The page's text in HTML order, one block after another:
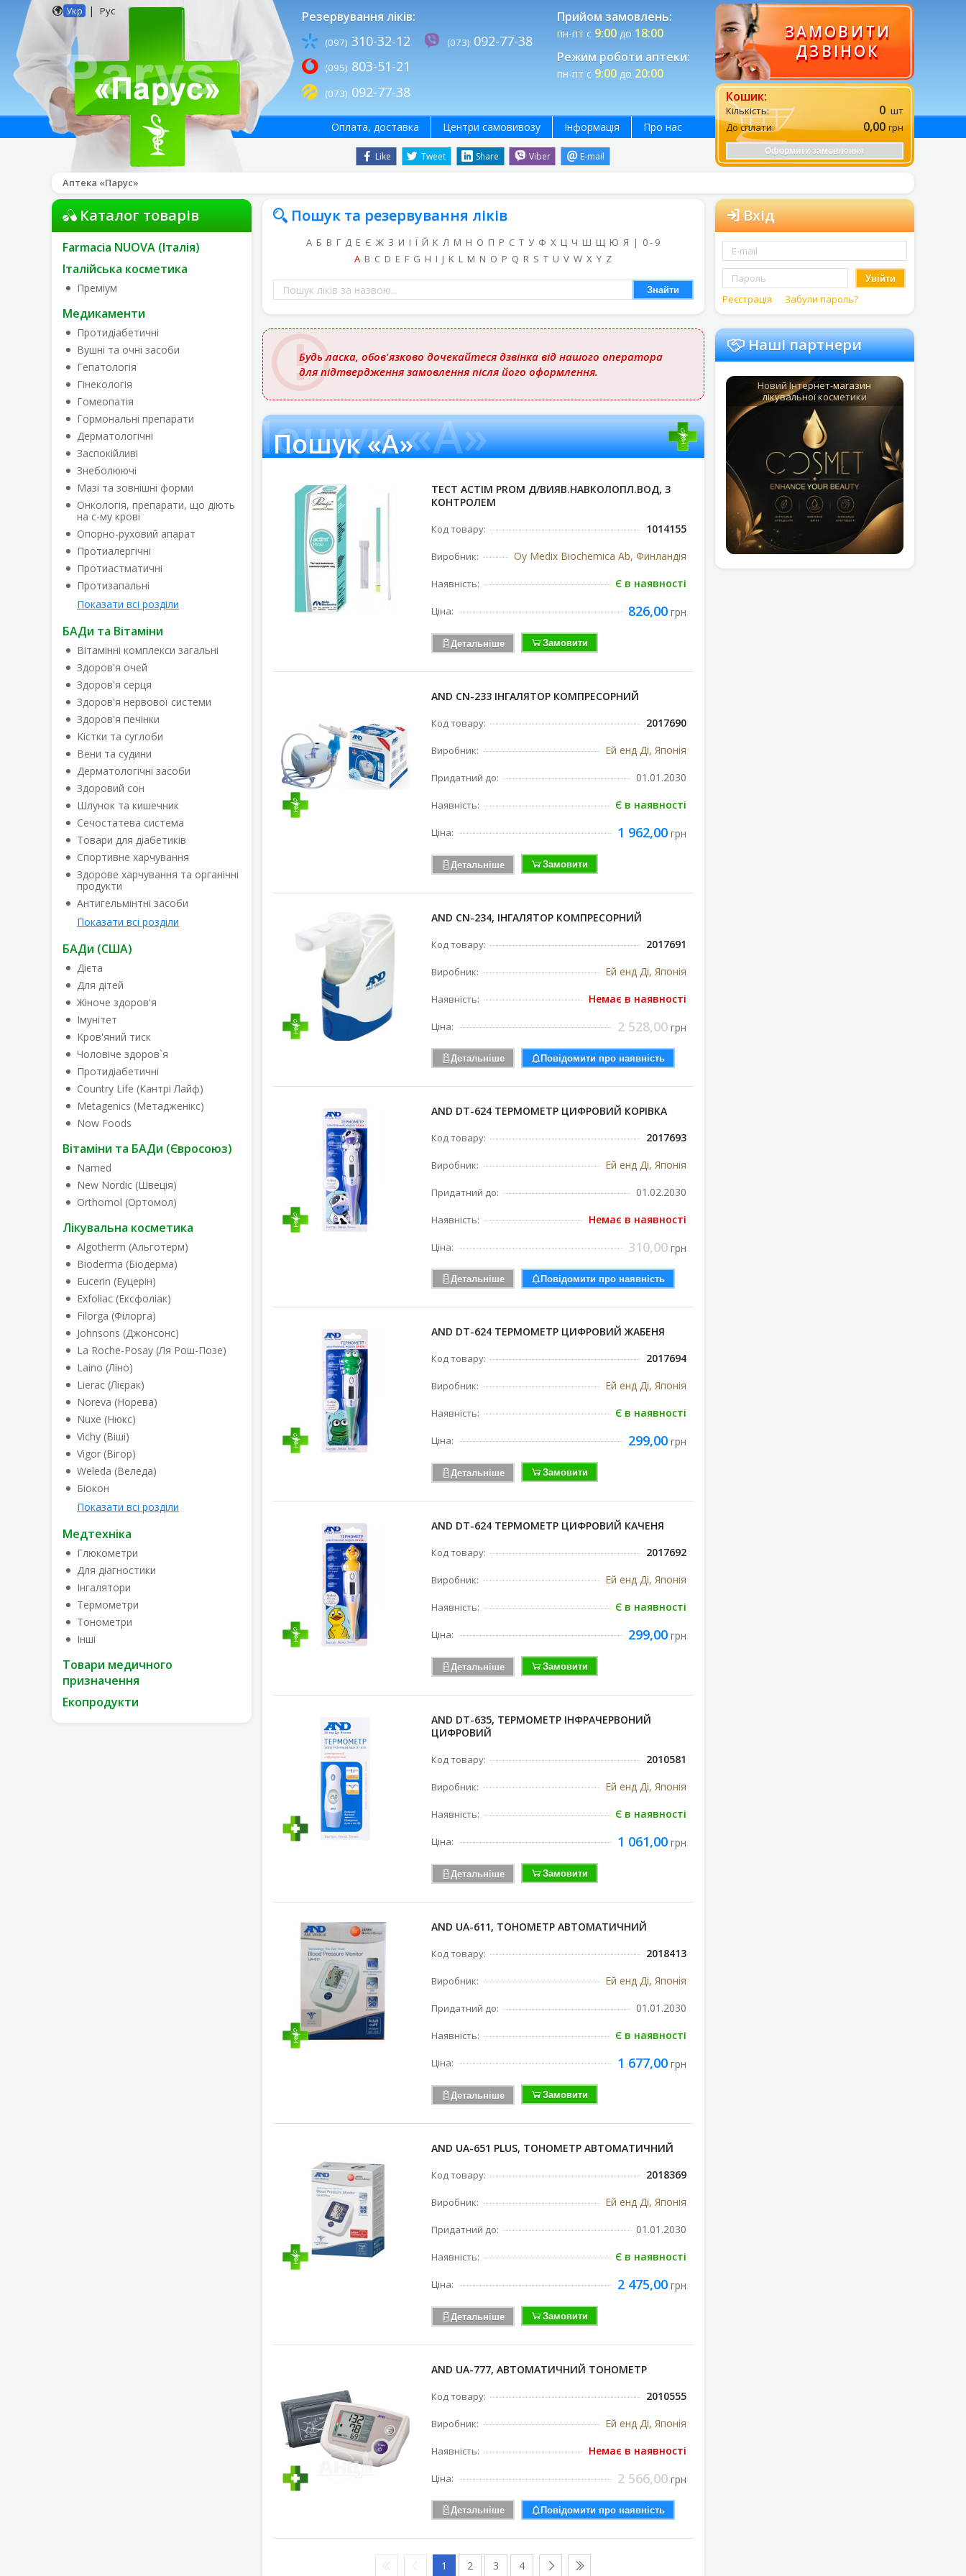
Укр | Рус Резервування ліків:
(097) 310-32-12
(095) 803-51-21
(073) 092-77-38
(073) 092-77-38
Прийом замовлень:
пн-пт с 9:00до 18:00
Режим роботи аптеки:
пн-пт с 9:00до 20:00
ЗАМОВИТИ
ДЗВІНОК
Кошик:
Кількість: 0 шт
До сплати:
0,00 грн
Оформити замовлення
Like Tweet Share Viber E-mail
Оплата, доставка Центри самовивозу Інформація Про нас
Аптека «Парус»
Каталог товарів
Farmacia NUOVA (Італія)
Італійська косметика
Преміум
Медикаменти
Протидіабетичні
Вушні та очні засоби
Гепатологія
Гінекологія
Гомеопатія
Гормональні препарати
Дерматологічні
Заспокійливі
Знеболюючі
Мазі та зовнішні форми
Онкологія, препарати, що діють
на с-му крові
Опорно-руховий апарат
Протиалергічні
Протиастматичні
Протизапальні
Показати всі розділи
БАДи та Вітаміни
Вітамінні комплекси загальні
Здоров'я очей
Здоров'я серця
Здоров'я нервової системи
Здоров'я печінки
Кістки та суглоби
Вени та судини
Дерматологічні засоби
Здоровий сон
Шлунок та кишечник
Сечостатева система
Товари для діабетиків
Спортивне харчування
Здорове харчування та органічні
продукти
Антигельмінтні засоби
Показати всі розділи
БАДи (США)
Дієта
Для дітей
Жіноче здоров'я
Імунітет
Кров'яний тиск
Чоловіче здоров`я
Протидіабетичні
Country Life (Кантрі Лайф)
Metagenics (Метадженікс)
Now Foods
Вітаміни та БАДи (Євросоюз)
Named
New Nordic (Швеція)
Orthomol (Ортомол)
Лікувальна косметика
Algotherm (Альготерм)
Bioderma (Біодерма)
Eucerin (Еуцерін)
Exfoliac (Ексфоліак)
Filorga (Філорга)
Johnsons (Джонсонс)
La Roche-Posay (Ля Рош-Позе)
Laino (Ліно)
Lierac (Лієрак)
Noreva (Норева)
Nuxe (Нюкс)
Vichy (Віші)
Vigor (Вігор)
Weleda (Веледа)
Біокон
Показати всі розділи
Медтехніка
Глюкометри
Для діагностики
Інгалятори
Термометри
Тонометри
Інші
Товари медичного
призначення
Екопродукти
Пошук та резервування ліків
А Б В Г Д Е Є Ж З И І Ї Й К Л М Н О П Р С Т У Ф Х Ц Ч Ш Щ Ю Я | 0 - 9
A B C D E F G H I J K L M N O P Q R S T U V W X Y Z
Пошук
ліків
за
назвою
Знайти
Будь ласка, обов'язково дочекайтеся дзвінка від нашого оператора
для підтвердження замовлення після його оформлення.
Пошук «A»
Пошук «A»
ТЕСТ ACTIM PROM Д/ВИЯВ.НАВКОЛОПЛ.ВОД, З
КОНТРОЛЕМ
Код товару: 1014155
Виробник: Oy Medix Biochemica Ab, Финландія
Наявність: Є в наявності
Ціна: 826,00грн
Детальніше Замовити
AND CN-233 ІНГАЛЯТОР КОМПРЕСОРНИЙ
Код товару: 2017690
Виробник: Ей енд Ді, Японія
Придатний до: 01.01.2030
Наявність: Є в наявності
Ціна: 1 962,00грн
Детальніше Замовити
AND CN-234, ІНГАЛЯТОР КОМПРЕСОРНИЙ
Код товару: 2017691
Виробник: Ей енд Ді, Японія
Наявність: Немає в наявності
Ціна: 2 528,00грн
Детальніше Повідомити про наявність
AND DT-624 ТЕРМОМЕТР ЦИФРОВИЙ КОРІВКА
Код товару: 2017693
Виробник: Ей енд Ді, Японія
Придатний до: 01.02.2030
Наявність: Немає в наявності
Ціна: 310,00грн
Детальніше Повідомити про наявність
AND DT-624 ТЕРМОМЕТР ЦИФРОВИЙ ЖАБЕНЯ
Код товару: 2017694
Виробник: Ей енд Ді, Японія
Наявність: Є в наявності
Ціна: 299,00грн
Детальніше Замовити
AND DT-624 ТЕРМОМЕТР ЦИФРОВИЙ КАЧЕНЯ
Код товару: 2017692
Виробник: Ей енд Ді, Японія
Наявність: Є в наявності
Ціна: 299,00грн
Детальніше Замовити
AND DT-635, ТЕРМОМЕТР ІНФРАЧЕРВОНИЙ
ЦИФРОВИЙ
Код товару: 2010581
Виробник: Ей енд Ді, Японія
Наявність: Є в наявності
Ціна: 1 061,00грн
Детальніше Замовити
AND UA-611, ТОНОМЕТР АВТОМАТИЧНИЙ
Код товару: 2018413
Виробник: Ей енд Ді, Японія
Придатний до: 01.01.2030
Наявність: Є в наявності
Ціна: 1 677,00грн
Детальніше Замовити
AND UA-651 PLUS, ТОНОМЕТР АВТОМАТИЧНИЙ
Код товару: 2018369
Виробник: Ей енд Ді, Японія
Придатний до: 01.01.2030
Наявність: Є в наявності
Ціна: 2 475,00грн
Детальніше Замовити
AND UA-777, АВТОМАТИЧНИЙ ТОНОМЕТР
Код товару: 2010555
Виробник: Ей енд Ді, Японія
Наявність: Немає в наявності
Ціна: 2 566,00грн
Детальніше Повідомити про наявність
1 2 3 4
Вхід
Увійти
Реєстрація Забули пароль?
Наші партнери
Новий Інтернет-магазин
лікувальної косметики